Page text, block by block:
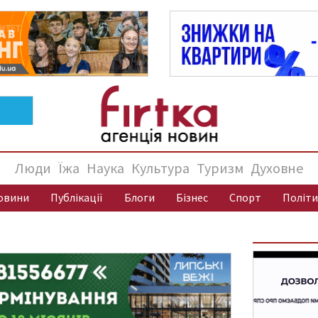
Люди Їжа Наука Культура Туризм Духовне
Публікації Блоги Бізнес Спорт